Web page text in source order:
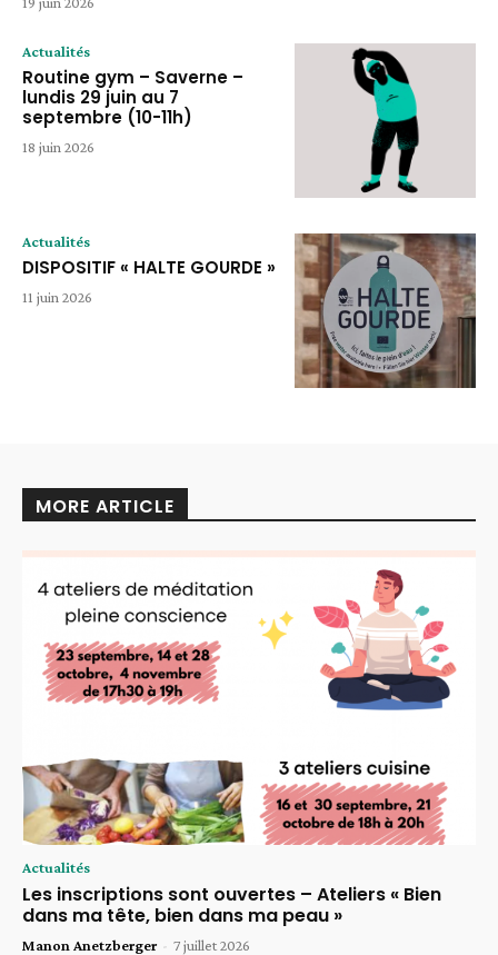
Actualités
Routine gym – Saverne –
lundis 29 juin au 7
septembre (10-11h)
18 juin 2026
Actualités
DISPOSITIF « HALTE GOURDE »
11 juin 2026
MORE ARTICLE
Actualités
Les inscriptions sont ouvertes – Ateliers « Bien
dans ma tête, bien dans ma peau »
Manon Anetzberger - 7 juillet 2026